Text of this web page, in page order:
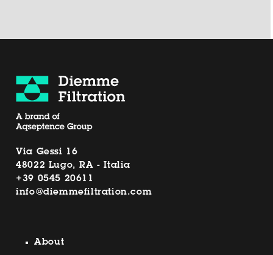
Via Gessi 16
48022 Lugo, RA - Italia
+39 0545 20611
info@diemmefiltration.com
About